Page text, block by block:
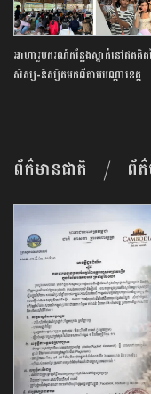
អាហារូបករណ៍​កន្លែង​ស្នាក់​នៅ​ឥត​គិត​
សិស្ស​-​និស្សិត​មកពី​តាម​បណ្តា​ខេត្ត​
ព័ត៌មានជាតិ ព័ត៌